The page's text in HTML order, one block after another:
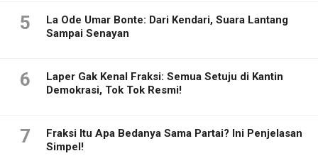
5
La Ode Umar Bonte: Dari Kendari, Suara Lantang
Sampai Senayan
6
Laper Gak Kenal Fraksi: Semua Setuju di Kantin
Demokrasi, Tok Tok Resmi!
7
Fraksi Itu Apa Bedanya Sama Partai? Ini Penjelasan
Simpel!